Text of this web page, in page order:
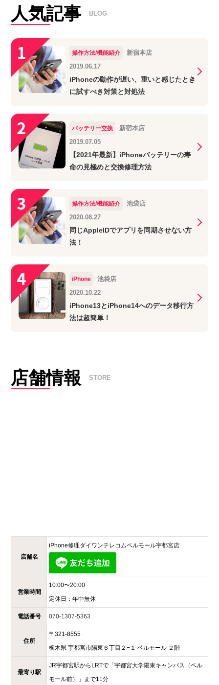
人気記事 BLOG
操作方法/機能紹介
新宿本店
2019.06.17
iPhoneの動作が遅い、重いと感じたとき
に試すべき対策と対処法
バッテリー交換
新宿本店
2019.07.05
【2021年最新】iPhoneバッテリーの寿
命の見極めと交換修理方法
操作方法/機能紹介
池袋店
2020.08.27
同じAppleIDでアプリを同期させない方
法！
iPhone
池袋店
2020.10.22
iPhone13とiPhone14へのデータ移行方
法は超簡単！
店舗情報 STORE
店舗名
iPhone修理ダイワンテレコムベルモール宇都宮店
営業時間
10:00〜20:00
定休日： 年中無休
電話番号 070-1307-5363
住所
〒 321-8555
栃木県 宇都宮市陽東６丁目２−１ ベルモール ２階
最寄り駅
JR宇都宮駅からLRTで「宇都宮大学陽東キャンパス（ベル
モール前）」まで11分